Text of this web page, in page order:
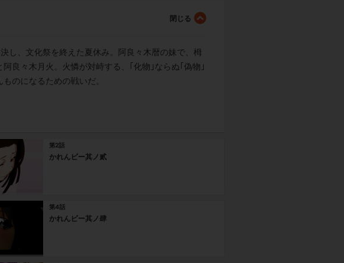
し、文化祭を終えた夏休み。阿良々木暦の妹で、栂
良々木月火。火憐が対峙する、｢化物｣ならぬ｢偽物｣
のになるための戦いだ。
第2話
かれんビー其ノ貳
第4話
かれんビー其ノ肆